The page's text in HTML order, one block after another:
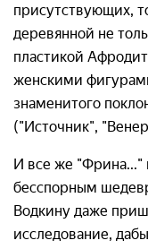
присутствующих,
деревянной не
пластикой
женскими
знаменитого
("Источник",
И все же "Фрина..."
бесспорным
Водкину даже
исследование,